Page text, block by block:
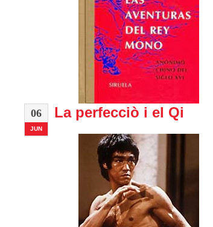
06
JUN
La perfecciò i el Qi